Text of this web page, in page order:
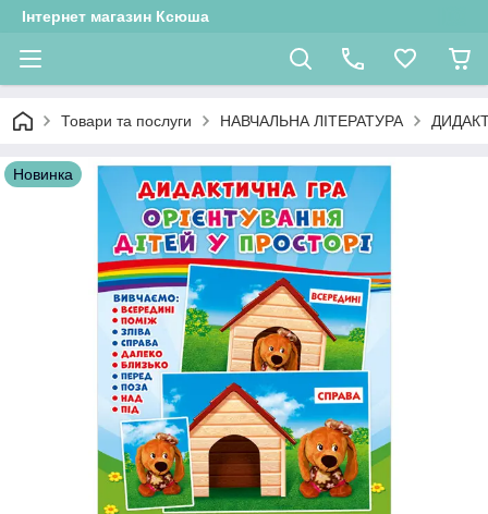
Інтернет магазин Ксюша
Товари та послуги НАВЧАЛЬНА ЛІТЕРАТУРА
Новинка